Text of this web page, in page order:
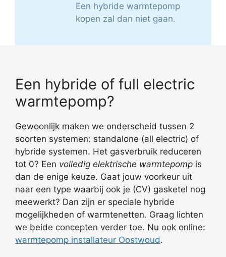
Een hybride warmtepomp
kopen zal dan niet gaan.
Een hybride of full electric
warmtepomp?
Gewoonlijk maken we onderscheid tussen 2
soorten systemen: standalone (all electric) of
hybride systemen. Het gasverbruik reduceren
tot 0? Een volledig elektrische warmtepomp is
dan de enige keuze. Gaat jouw voorkeur uit
naar een type waarbij ook je (CV) gasketel nog
meewerkt? Dan zijn er speciale hybride
mogelijkheden of warmtenetten. Graag lichten
we beide concepten verder toe. Nu ook online:
warmtepomp installateur Oostwoud.